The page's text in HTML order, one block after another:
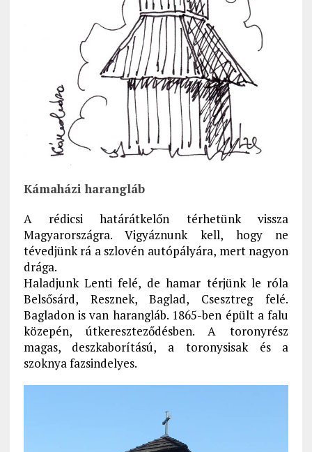
Kámaházi harangláb
A rédicsi határátkelőn térhetünk vissza
Magyarországra. Vigyáznunk kell, hogy ne
tévedjünk rá a szlovén autópályára, mert nagyon
drága.
Haladjunk Lenti felé, de hamar térjünk le róla
Belsősárd, Resznek, Baglad, Csesztreg felé.
Bagladon is van harangláb. 1865-ben épült a falu
közepén, útkereszteződésben. A toronyrész
magas, deszkaborítású, a toronysisak és a
szoknya fazsindelyes.